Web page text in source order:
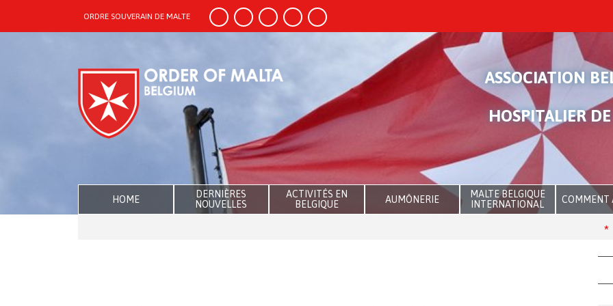
ORDRE SOUVERAIN DE MALTE
ASSOCIATION
HOSPITALIER
HOME
DERNIÈRES
NOUVELLES
ACTIVITÉS EN
BELGIQUE
AUMÔNERIE
MALTE BELGIQUE
INTERNATIONAL
COMMENT